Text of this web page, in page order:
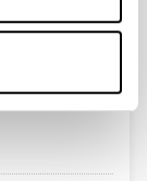
para desplazarse.
intermedias